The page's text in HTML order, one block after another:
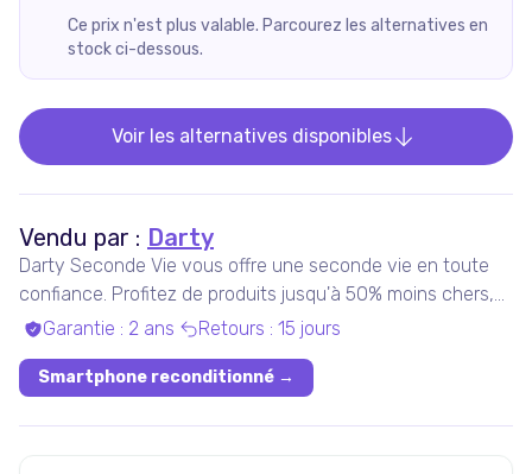
Ce prix n'est plus valable. Parcourez les alternatives en
stock ci-dessous.
Voir les alternatives disponibles
Vendu par : Darty
Darty Seconde Vie vous offre une seconde vie en toute
confiance. Profitez de produits jusqu'à 50% moins chers,
pris en charge par nos experts qualifiés, dans nos ateliers
garantis 100% fonctionnels, avec les services Darty inclus
Garantie : 2 ans Retours : 15 jours
Smartphone reconditionné →